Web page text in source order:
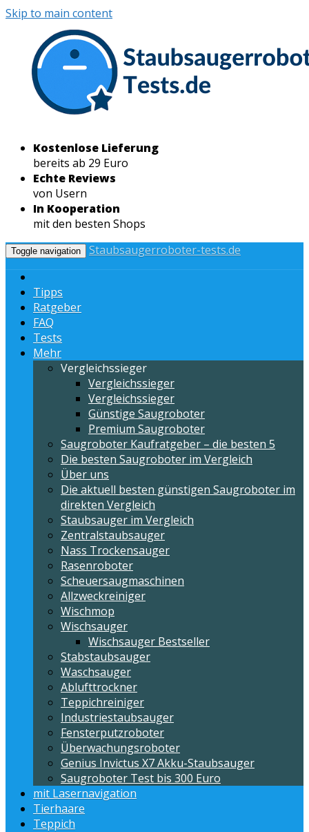
Skip to main content
Kostenlose Lieferung
bereits ab 29 Euro
Echte Reviews
von Usern
In Kooperation
mit den besten Shops
Toggle navigation Staubsaugerroboter-tests.de
Tipps
Ratgeber
FAQ
Tests
Mehr
Vergleichssieger
Vergleichssieger
Vergleichssieger
Günstige Saugroboter
Premium Saugroboter
Saugroboter Kaufratgeber – die besten 5
Die besten Saugroboter im Vergleich
Über uns
Die aktuell besten günstigen Saugroboter im
direkten Vergleich
Staubsauger im Vergleich
Zentralstaubsauger
Nass Trockensauger
Rasenroboter
Scheuersaugmaschinen
Allzweckreiniger
Wischmop
Wischsauger
Wischsauger Bestseller
Stabstaubsauger
Waschsauger
Ablufttrockner
Teppichreiniger
Industriestaubsauger
Fensterputzroboter
Überwachungsroboter
Genius Invictus X7 Akku-Staubsauger
Saugroboter Test bis 300 Euro
mit Lasernavigation
Tierhaare
Teppich